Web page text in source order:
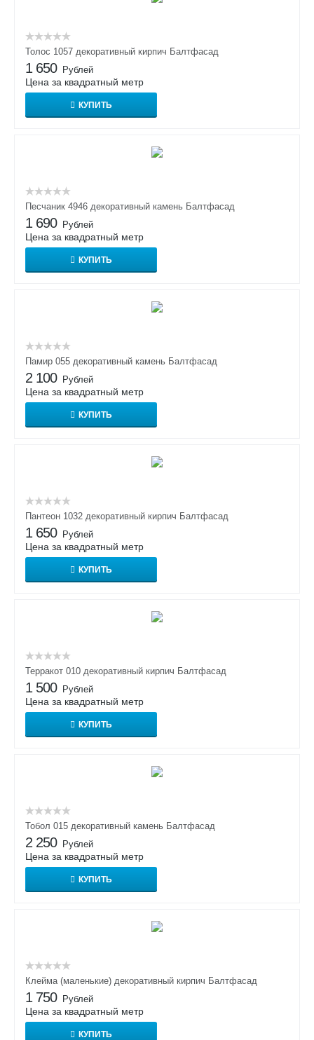
Толос 1057 декоративный кирпич Балтфасад
1 650 Рублей
Цена за квадратный метр
КУПИТЬ
Песчаник 4946 декоративный камень Балтфасад
1 690 Рублей
Цена за квадратный метр
КУПИТЬ
Памир 055 декоративный камень Балтфасад
2 100 Рублей
Цена за квадратный метр
КУПИТЬ
Пантеон 1032 декоративный кирпич Балтфасад
1 650 Рублей
Цена за квадратный метр
КУПИТЬ
Терракот 010 декоративный кирпич Балтфасад
1 500 Рублей
Цена за квадратный метр
КУПИТЬ
Тобол 015 декоративный камень Балтфасад
2 250 Рублей
Цена за квадратный метр
КУПИТЬ
Клейма (маленькие) декоративный кирпич Балтфасад
1 750 Рублей
Цена за квадратный метр
КУПИТЬ